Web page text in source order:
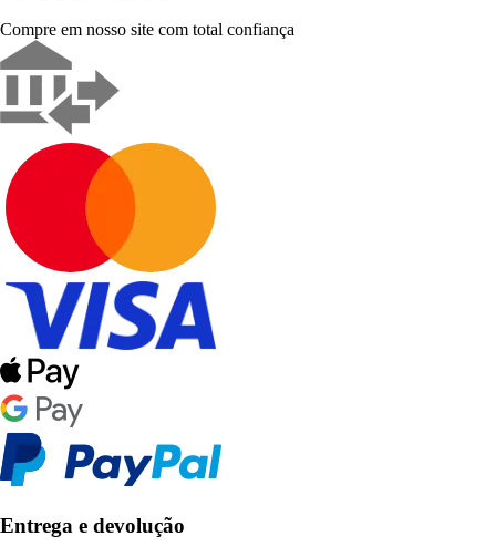
Compre em nosso site com total confiança
Entrega e devolução